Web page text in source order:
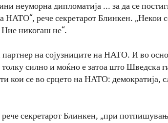
неуморна дипломатија ... за да се
НАТО“, рече секретарот Блинкен. „Некои
Ние никогаш не“.
партнер на сојузниците на НАТО. И во
силно и моќно е затоа што Шведска
кои се во срцето на НАТО: демократија,
рече секретарот Блинкен, „при